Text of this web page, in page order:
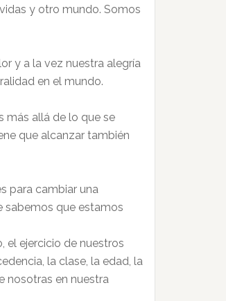
y otro mundo. Somos
y a la vez nuestra alegría
en el mundo.
más allá de lo que se
que alcanzar también
para cambiar una
sabemos que estamos
el ejercicio de nuestros
la clase, la edad, la
nosotras en nuestra